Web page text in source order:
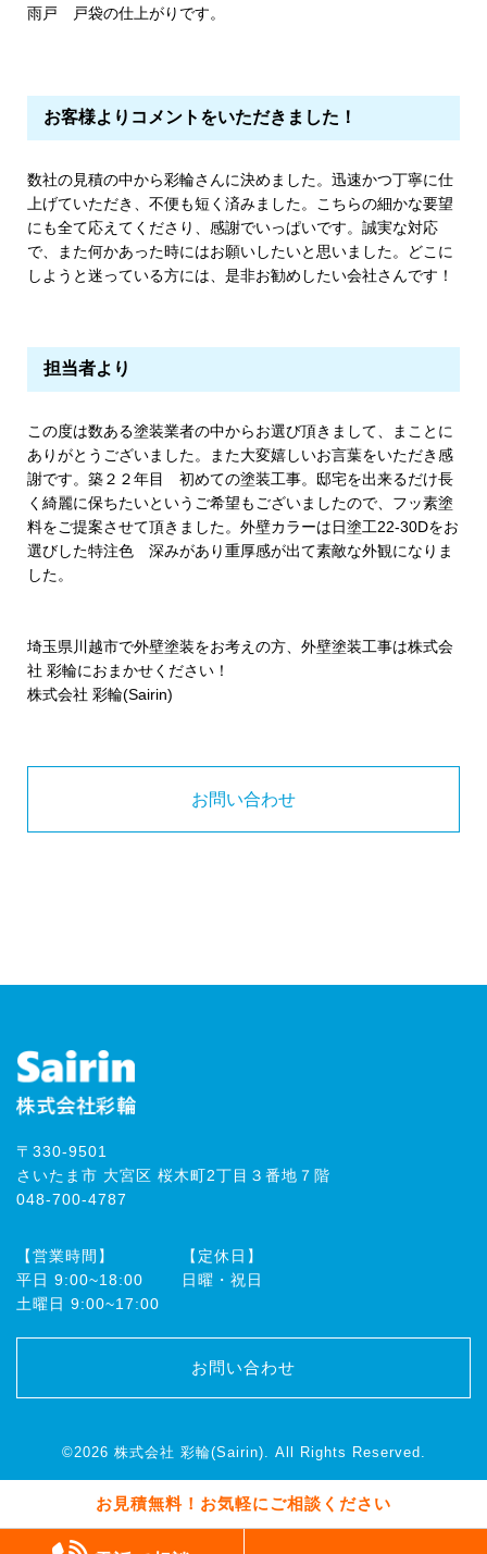
お見積無料！お気軽にご相談ください
雨戸 戸袋の仕上がりです。
お客様よりコメントをいただきました！
数社の見積の中から彩輪さんに決めました。迅速かつ丁寧に仕
上げていただき、不便も短く済みました。こちらの細かな要望
にも全て応えてくださり、感謝でいっぱいです。誠実な対応
で、また何かあった時にはお願いしたいと思いました。どこに
しようと迷っている方には、是非お勧めしたい会社さんです！
担当者より
この度は数ある塗装業者の中からお選び頂きまして、まことに
ありがとうございました。また大変嬉しいお言葉をいただき感
謝です。築２２年目 初めての塗装工事。邸宅を出来るだけ長
く綺麗に保ちたいというご希望もございましたので、フッ素塗
料をご提案させて頂きました。外壁カラーは日塗工22-30Dをお
選びした特注色 深みがあり重厚感が出て素敵な外観になりま
した。
埼玉県川越市で外壁塗装をお考えの方、外壁塗装工事は株式会
社 彩輪におまかせください！
株式会社 彩輪(Sairin)
お問い合わせ
〒330-9501
さいたま市 大宮区 桜木町2丁目３番地７階
048-700-4787
【営業時間】
平⽇ 9:00~18:00
⼟曜⽇ 9:00~17:00
【定休日】
⽇曜・祝⽇
お問い合わせ
©2026 株式会社 彩輪(Sairin) . All Rights Reserved.